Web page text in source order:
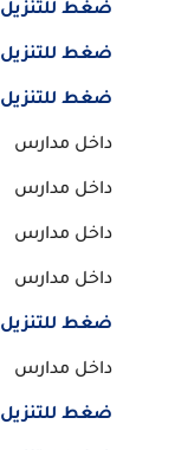
ضغط للتنزيل
ضغط للتنزيل
ضغط للتنزيل
داخل مدارس
داخل مدارس
داخل مدارس
داخل مدارس
ضغط للتنزيل
داخل مدارس
ضغط للتنزيل